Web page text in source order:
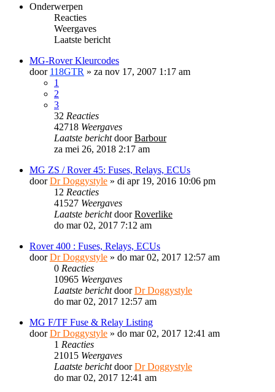
Onderwerpen
Reacties
Weergaves
Laatste bericht
MG-Rover Kleurcodes
door 118GTR » za nov 17, 2007 1:17 am
1
2
3
32 Reacties
42718 Weergaves
Laatste berichtdoorBarbour
za mei 26, 2018 2:17 am
MG ZS / Rover 45: Fuses, Relays, ECUs
doorDr Doggystyle » di apr 19, 2016 10:06 pm
12 Reacties
41527 Weergaves
Laatste berichtdoorRoverlike
do mar 02, 2017 7:12 am
Rover 400 : Fuses, Relays, ECUs
doorDr Doggystyle » do mar 02, 2017 12:57 am
0 Reacties
10965 Weergaves
Laatste berichtdoorDr Doggystyle
do mar 02, 2017 12:57 am
MG F/TF Fuse & Relay Listing
doorDr Doggystyle » do mar 02, 2017 12:41 am
1 Reacties
21015 Weergaves
Laatste berichtdoorDr Doggystyle
do mar 02, 2017 12:41 am